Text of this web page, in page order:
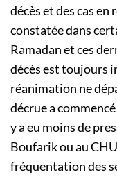
décès et des cas
constatée dans
Ramadan et ces
décès est toujours
réanimation ne
décrue a
y a eu moins de
Boufarik ou au
fréquentation des